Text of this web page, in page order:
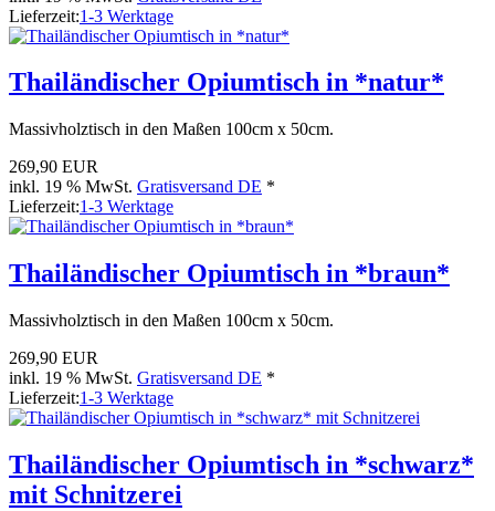
Lieferzeit:1-3 Werktage
Thailändischer Opiumtisch in *natur*
Massivholztisch in den Maßen 100cm x 50cm.
269,90 EUR
inkl. 19 % MwSt. Gratisversand DE *
Lieferzeit:1-3 Werktage
Thailändischer Opiumtisch in *braun*
Massivholztisch in den Maßen 100cm x 50cm.
269,90 EUR
inkl. 19 % MwSt. Gratisversand DE *
Lieferzeit:1-3 Werktage
Thailändischer Opiumtisch in *schwarz*
mit Schnitzerei